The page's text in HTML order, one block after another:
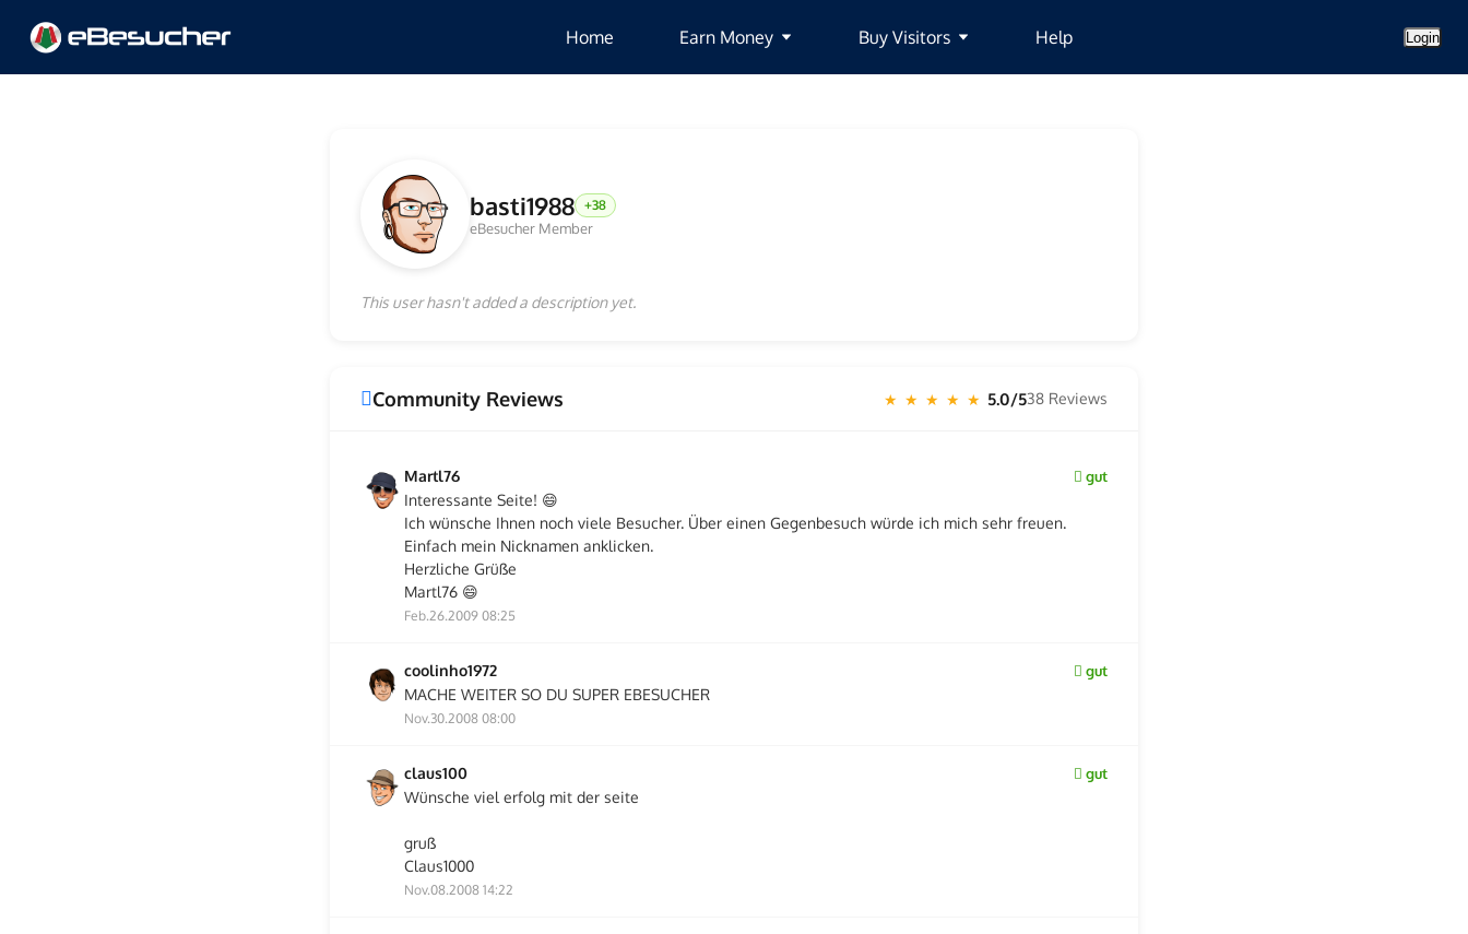
Home Earn Money Buy Visitors Help Login
basti1988 +38
eBesucher Member
This user hasn't added a description yet.
Community Reviews ★ ★ ★ ★ ★ 5.0/538 Reviews
Martl76 gut
Interessante Seite! 😄
Ich wünsche Ihnen noch viele Besucher. Über einen Gegenbesuch würde ich mich sehr freuen.
Einfach mein Nicknamen anklicken.
Herzliche Grüße
Martl76 😄
Feb.26.2009 08:25
coolinho1972 gut
MACHE WEITER SO DU SUPER EBESUCHER
Nov.30.2008 08:00
claus100 gut
Wünsche viel erfolg mit der seite
gruß
Claus1000
Nov.08.2008 14:22